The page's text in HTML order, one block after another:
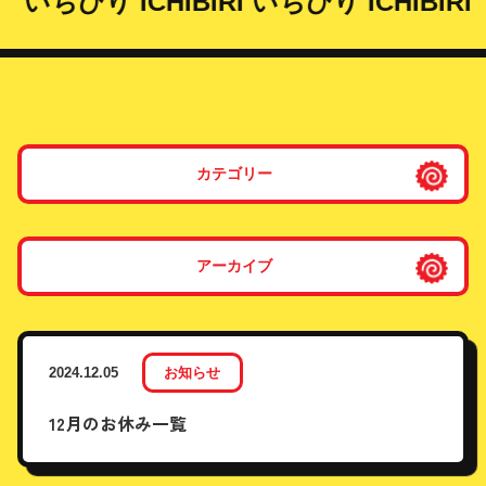
カテゴリー
アーカイブ
2024.12.05 お知らせ
12月のお休み一覧